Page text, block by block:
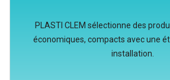
PLASTI CLEM sélectionne des
économiques, compacts avec une
installation.